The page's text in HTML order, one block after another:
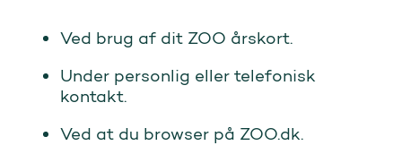
Ved brug af dit ZOO årskort.
Under personlig eller telefonisk
kontakt.
Ved at du browser på ZOO.dk.